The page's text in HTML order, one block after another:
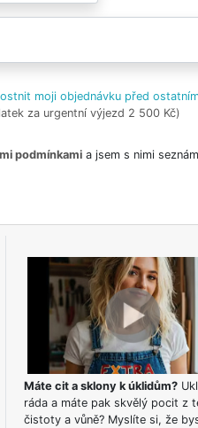
moji objednávku před
za urgentní výjezd 2 500 Kč)
podmínkamia jsem s nimi
Máte cit a sklony k úklidům?
ráda a máte pak skvělý pocit z
čistoty a vůně? Myslíte si, že